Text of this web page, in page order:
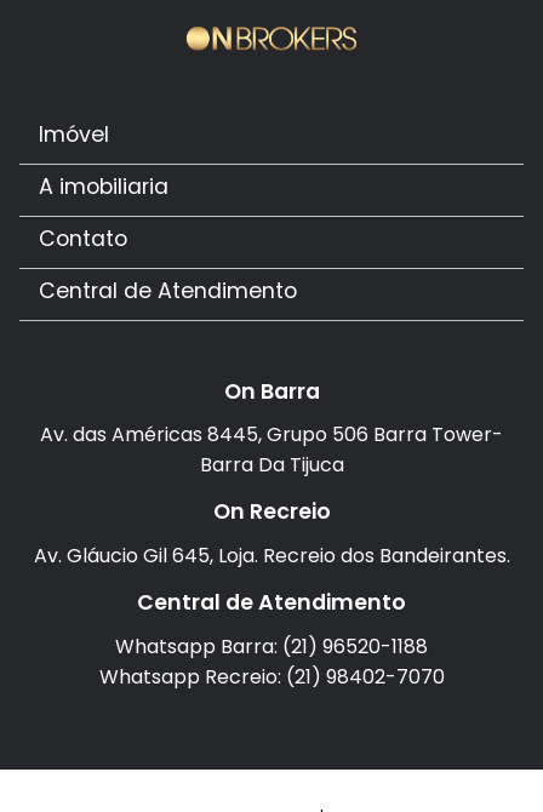
Imóvel
A imobiliaria
Contato
Central de Atendimento
On Barra
Av. das Américas 8445, Grupo 506 Barra Tower-
Barra Da Tijuca
On Recreio
Av. Gláucio Gil 645, Loja. Recreio dos Bandeirantes.
Central de Atendimento
Whatsapp Barra: (21) 96520-1188
Whatsapp Recreio: (21) 98402-7070